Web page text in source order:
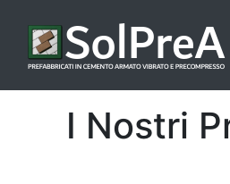
I Nostri